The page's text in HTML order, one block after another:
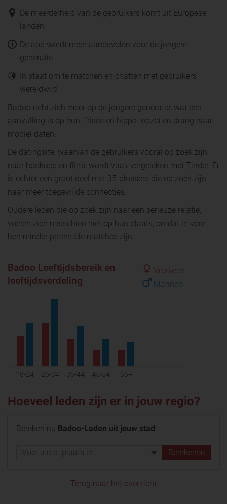
De meerderheid van de gebruikers komt uit Europese
landen
De app wordt meer aanbevolen voor de jongere
generatie
In staat om te matchen en chatten met gebruikers
wereldwijd
Badoo richt zich meer op de jongere generatie, wat een
aanvulling is op hun "frisse en hippe" opzet en drang naar
mobiel daten.
De datingsite, waarvan de gebruikers vooral op zoek zijn
naar hookups en flirts, wordt vaak vergeleken met Tinder. Er
is echter een groot deel met 35-plussers die op zoek zijn
naar meer toegewijde connecties.
Oudere leden die op zoek zijn naar een serieuze relatie,
voelen zich misschien niet op hun plaats, omdat er voor
hen minder potentiële matches zijn.
Vrouwen
Mannen
Badoo Leeftijdsbereik en
leeftijdsverdeling
18-24 25-34 35-44 45-54 55+
Hoeveel leden zijn er in jouw regio?
Bereken nu Badoo-Leden uit jouw stad:
Terug naar het overzicht